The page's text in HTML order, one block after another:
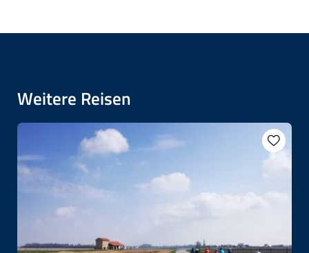
Weitere Reisen